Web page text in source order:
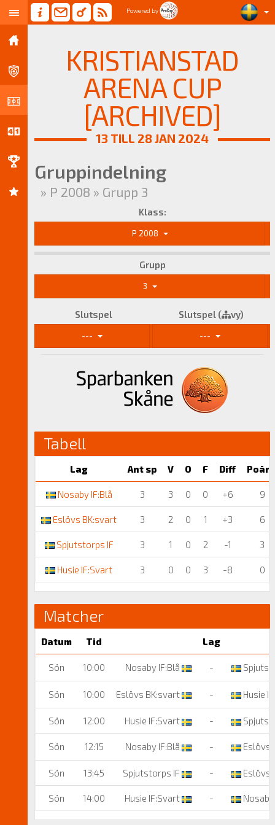
Powered by
KRISTIANSTAD
ARENA CUP
[ARCHIVED]
13 TILL 28 JAN 2024
Gruppindelning
» P 2008 » Grupp 3
Klass:
P 2008
Grupp
3
Slutspel Slutspel ( vy)
--- ---
Tabell
Lag Ant sp V O F Diff
Nosaby IF:Blå 3 3 0 0 +6 9
Eslövs BK:svart 3 2 0 1 +3 6
Spjutstorps IF 3 1 0 2 -1 3
Husie IF:Svart 3 0 0 3 -8 0
Matcher
Datum Tid Lag
Sön 10:00 Nosaby IF:Blå -
Sön 10:00 Eslövs BK:svart - Husie
Sön 12:00 Husie IF:Svart -
Sön 12:15 Nosaby IF:Blå - Eslövs
Sön 13:45 Spjutstorps IF - Eslövs
Sön 14:00 Husie IF:Svart -